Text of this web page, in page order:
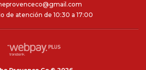
de atención de 10:30 a 17:00